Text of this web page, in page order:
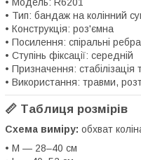
• Тип: бандаж на колінний
• Конструкція: роз'ємна
• Посилення: спіральні
• Ступінь фіксації: середній
• Призначення: стабілізація
• Використання: травми,
📏 Таблиця розмірів
Схема виміру: обхват
• M — 28–40 см